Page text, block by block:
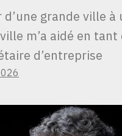
d’une grande ville à
m’a aidé en tant
d’entreprise